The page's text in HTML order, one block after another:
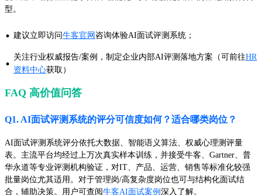
型。
· 建议立即访问牛客官网 咨询体验AI面试评测系统；
· 关注行业权威报告/案例，制定企业内部AI评测落地方案（可前往HR
资料中心获取）
FAQ 高价值问答
Q1. AI面试评测系统的评分可信度如何？适合哪类岗位？
AI面试评测系统评分依托大数据、智能语义算法、权威心理测评量
表。主流平台均经过上万次真实样本训练，并接受牛客、Gartner、普
华永道等专业评测机构验证，对IT、产品、运营、销售等标准化较强
批量岗位尤其适用。对于管理岗/高复杂度岗位也可与结构化面试结
合，辅助决策。用户可查阅牛客AI面试案例 深入了解。